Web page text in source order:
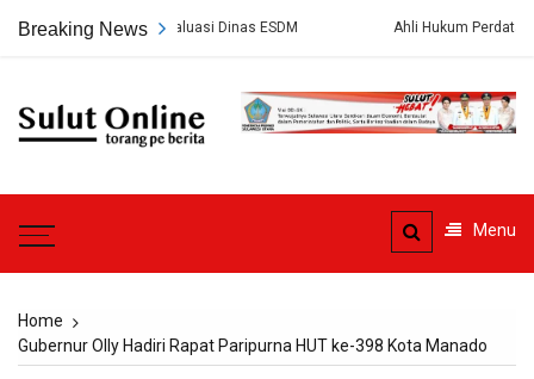
Breaking News
Pernah Dievaluasi Dinas ESDM Ahli Hukum Perdata: Pengelola
Sulut
Menu
Home
Gubernur Olly Hadiri Rapat Paripurna HUT ke-398 Kota Manado